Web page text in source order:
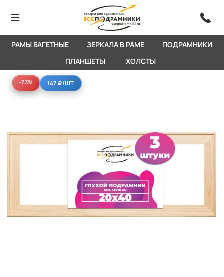
РАМЫ БАГЕТНЫЕ ЗЕРКАЛА В РАМЕ
ПОДРАМНИКИ
ПЛАНШЕТЫ
ХОЛСТЫ
-73%
-73% 147 ₽/ШТ